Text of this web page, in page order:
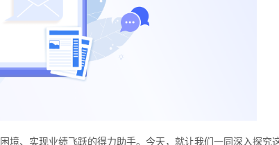
境、实现业绩飞跃的得力助手。今天，就让我们一同深入探究